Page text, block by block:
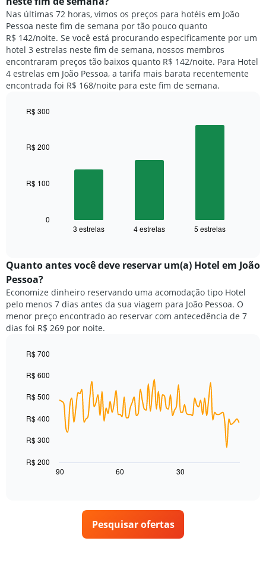
gráfico
tem
1
eixo
Y
exibindo
o
preço
de
um
um
quarto
para
hoje
e
encontrado
nos
últimos
dias,
classificação
por
O
gráfico
de
hotéis
por
estrelas.
O
gráfico
eixo
exibindo
preço
médio
um
para
Nas últimas 72 horas, vimos os preços para hotéis em João
Pessoa neste fim de semana por tão pouco quanto
R$ 142/noite. Se você está procurando especificamente por um
hotel 3 estrelas neste fim de semana, nossos membros
encontraram preços tão baixos quanto R$ 142/noite. Para Hotel
4 estrelas em João Pessoa, a tarifa mais barata recentemente
encontrada foi R$ 168/noite para este fim de semana.
with
O
seguir
médio
de
um
quarto
neste
fim
de
encontrado
últimos
dias,
agrupado
pela
classificação
por
estrelas
O
3 estrelas 4 estrelas 5 estrelas
0
R$ 100
R$ 200
R$ 300
Quanto antes você deve reservar um(a) Hotel em João
Pessoa?
Economize dinheiro reservando uma acomodação tipo Hotel
pelo menos 7 dias antes da sua viagem para João Pessoa. O
menor preço encontrado ao reservar com antecedência de 7
dias foi R$ 269 por noite.
chart
90
points.
O
gráfico
graphic.
90 60 30
R$ 200
R$ 300
R$ 400
R$ 500
R$ 600
R$ 700
Pesquisar ofertas